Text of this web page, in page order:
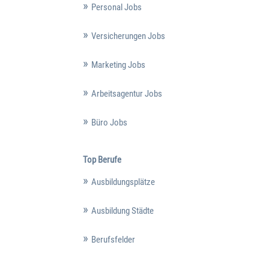
Personal Jobs
Versicherungen Jobs
Marketing Jobs
Arbeitsagentur Jobs
Büro Jobs
Top Berufe
Ausbildungsplätze
Ausbildung Städte
Berufsfelder